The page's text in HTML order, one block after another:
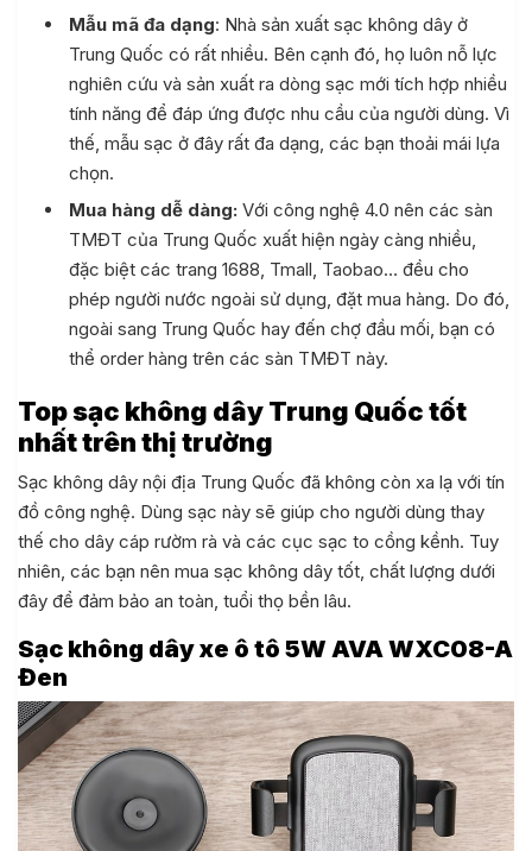
Mẫu mã đa dạng: Nhà sản xuất sạc không dây ở
Trung Quốc có rất nhiều. Bên cạnh đó, họ luôn nỗ lực
nghiên cứu và sản xuất ra dòng sạc mới tích hợp nhiều
tính năng để đáp ứng được nhu cầu của người dùng. Vì
thế, mẫu sạc ở đây rất đa dạng, các bạn thoải mái lựa
chọn.
Mua hàng dễ dàng: Với công nghệ 4.0 nên các sàn
TMĐT của Trung Quốc xuất hiện ngày càng nhiều,
đặc biệt các trang 1688, Tmall, Taobao… đều cho
phép người nước ngoài sử dụng, đặt mua hàng. Do đó,
ngoài sang Trung Quốc hay đến chợ đầu mối, bạn có
thể order hàng trên các sàn TMĐT này.
Top sạc không dây Trung Quốc tốt
nhất trên thị trường
Sạc không dây nội địa Trung Quốc đã không còn xa lạ với tín
đồ công nghệ. Dùng sạc này sẽ giúp cho người dùng thay
thế cho dây cáp rườm rà và các cục sạc to cồng kềnh. Tuy
nhiên, các bạn nên mua sạc không dây tốt, chất lượng dưới
đây để đảm bảo an toàn, tuổi thọ bền lâu.
Sạc không dây xe ô tô 5W AVA WXC08-A
Đen